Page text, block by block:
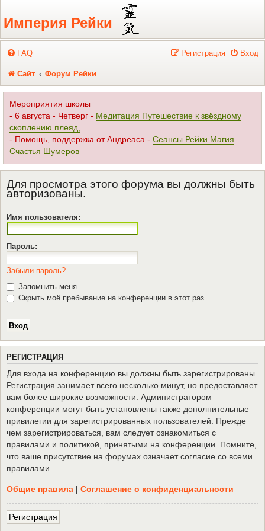
Регистрация
Империя Рейки
FAQ Вход
Регистрация
Сайт Форум Рейки
Мероприятия школы
- 6 августа - Четверг - Медитация Путешествие к звёздному
скоплению плеяд,
- Помощь, поддержка от Андреаса - Сеансы Рейки Магия
Счастья Шумеров
Для просмотра этого форума вы должны быть
авторизованы.
Имя пользователя:
Пароль:
Забыли пароль?
Запомнить меня
Скрыть моё пребывание на конференции в этот раз
РЕГИСТРАЦИЯ
Для входа на конференцию вы должны быть зарегистрированы.
Регистрация занимает всего несколько минут, но предоставляет
вам более широкие возможности. Администратором
конференции могут быть установлены также дополнительные
привилегии для зарегистрированных пользователей. Прежде
чем зарегистрироваться, вам следует ознакомиться с
правилами и политикой, принятыми на конференции. Помните,
что ваше присутствие на форумах означает согласие со всеми
правилами.
Общие правила | Соглашение о конфиденциальности
Регистрация